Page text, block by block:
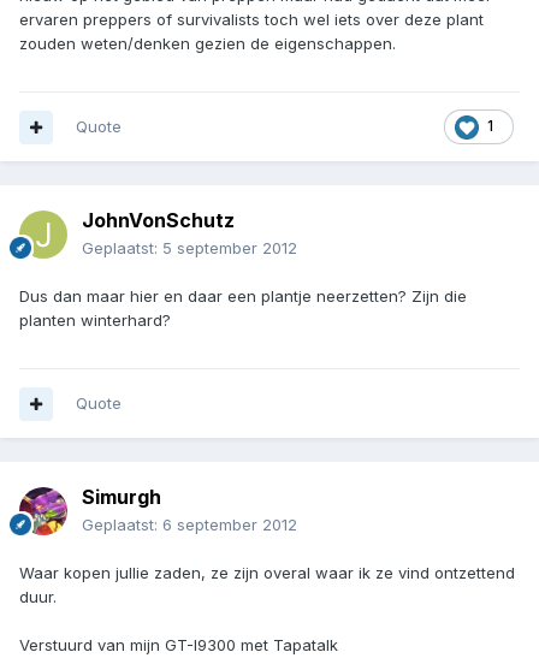
ervaren preppers of survivalists toch wel iets over deze plant
zouden weten/denken gezien de eigenschappen.
1
Quote
JohnVonSchutz
Geplaatst: 5 september 2012
Dus dan maar hier en daar een plantje neerzetten? Zijn die
planten winterhard?
Quote
Simurgh
Geplaatst: 6 september 2012
Waar kopen jullie zaden, ze zijn overal waar ik ze vind ontzettend
duur.
Verstuurd van mijn GT-I9300 met Tapatalk